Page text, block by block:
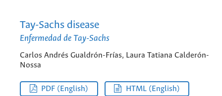
Tay-Sachs disease
Enfermedad de Tay-Sachs
Carlos Andrés Gualdrón-Frías, Laura Tatiana Calderón-
Nossa
PDF (English) HTML (English)